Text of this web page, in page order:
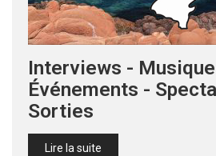
Interviews -
Événements -
Sorties
Lire la suite